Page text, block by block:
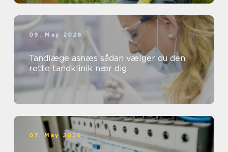
09. May 2026
Tandlæge asnæs sådan vælger du den
rette tandklinik nær dig
07. May 2026